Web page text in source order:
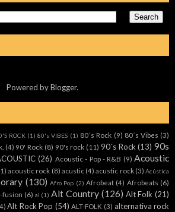
Powered byBlogger.
ROCK (1) 80's VIBES (1) 80´s Rock (9) 80´s Vibes (3)
(4) 90' Rock (8) 90's rock (11) 90´s Rock (13) 90s
(26) Acoustic - Pop - R&B (9) Acoustic
acoustic rock (8) acustic (4) acustic rock (3) Acústica
(130) Afro Pop (2) Afrobeat (4) Afrobeats (6)
fusion (6) al (1) Alt Country (126) Alt Folk (21)
Alt Rock Pop (54) ALT-FOLK (3) alternativa rock